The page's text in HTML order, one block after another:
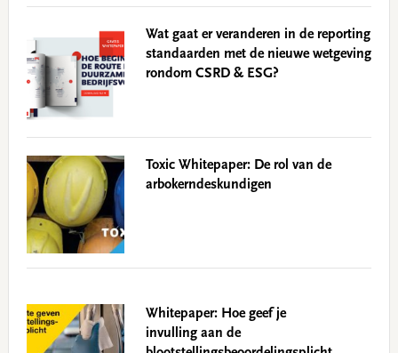
Wat gaat er veranderen in de reporting
standaarden met de nieuwe wetgeving
rondom CSRD & ESG?
Toxic Whitepaper: De rol van de
arbokerndeskundigen
Whitepaper: Hoe geef je
invulling aan de